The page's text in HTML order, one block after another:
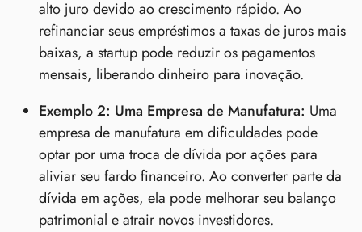
alto juro devido ao crescimento rápido. Ao
refinanciar seus empréstimos a taxas de juros mais
baixas, a startup pode reduzir os pagamentos
mensais, liberando dinheiro para inovação.
Exemplo 2: Uma Empresa de Manufatura: Uma
empresa de manufatura em dificuldades pode
optar por uma troca de dívida por ações para
aliviar seu fardo financeiro. Ao converter parte da
dívida em ações, ela pode melhorar seu balanço
patrimonial e atrair novos investidores.